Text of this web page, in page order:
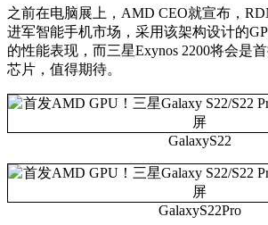
之前在电脑展上，AMD CEO就宣布，
进军智能手机市场，采用该架构设计的
的性能表现，而三星Exynos 2200将会是
芯片，值得期待。
GalaxyS22
GalaxyS22Pro